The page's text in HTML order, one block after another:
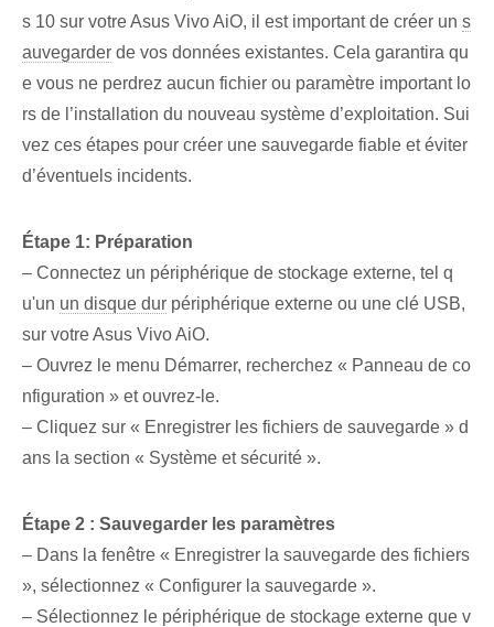
s 10 sur votre Asus Vivo AiO, il est important de créer un s
auvegarder de vos données existantes. Cela garantira qu
e vous ne perdrez aucun fichier ou paramètre important lo
rs de l’installation du nouveau système d’exploitation. Sui
vez ces étapes pour créer une sauvegarde fiable et éviter
d’éventuels incidents.
Étape 1: Préparation
– Connectez un périphérique de stockage externe, tel q
u'un un disque dur périphérique externe ou une clé USB,
sur votre Asus Vivo AiO.
– Ouvrez le menu Démarrer, recherchez « Panneau de co
nfiguration » et ouvrez-le.
– Cliquez sur « Enregistrer les fichiers de sauvegarde » d
ans la section « Système et sécurité ».
Étape 2 : Sauvegarder les paramètres
– Dans la fenêtre « Enregistrer la sauvegarde des fichiers
», sélectionnez « Configurer la sauvegarde ».
– Sélectionnez le périphérique de stockage externe que v